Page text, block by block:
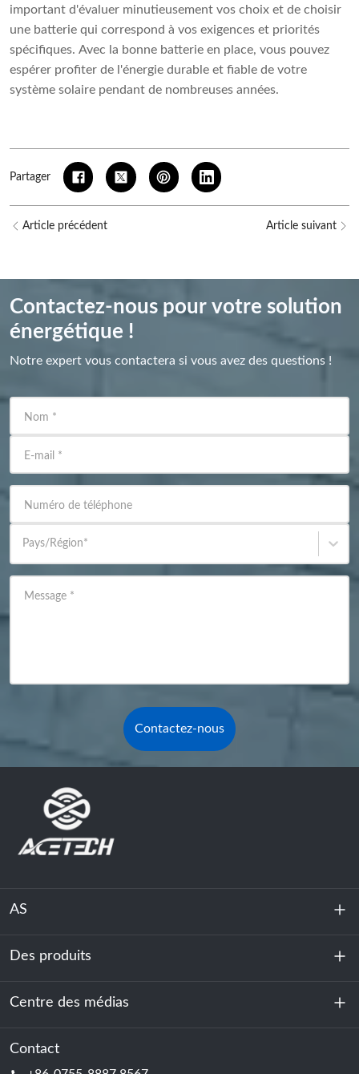
important d'évaluer minutieusement vos choix et de choisir
une batterie qui correspond à vos exigences et priorités
spécifiques. Avec la bonne batterie en place, vous pouvez
espérer profiter de l'énergie durable et fiable de votre
système solaire pendant de nombreuses années.
Partager
Article précédent Article suivant
Contactez-nous pour votre solution
énergétique !
Notre expert vous contactera si vous avez des questions !
Nom *
E-mail *
Numéro de téléphone
Pays/Région*
Message *
Contactez-nous
AS
À propos de nous
Durabilité
Des produits
Stockage d'énergie
Centre de données et salle des serveurs
Centre des médias
Nouvelles
Contact